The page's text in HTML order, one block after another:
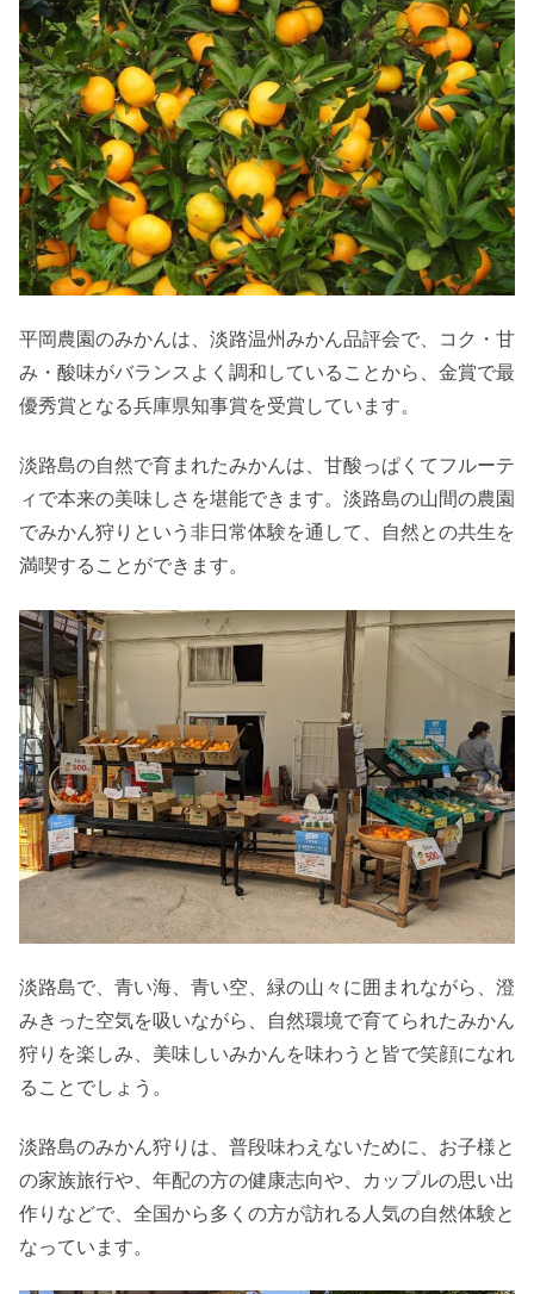
平岡農園のみかんは、淡路温州みかん品評会で、コク・甘
み・酸味がバランスよく調和していることから、金賞で最
優秀賞となる兵庫県知事賞を受賞しています。
淡路島の自然で育まれたみかんは、甘酸っぱくてフルーテ
ィで本来の美味しさを堪能できます。淡路島の山間の農園
でみかん狩りという非日常体験を通して、自然との共生を
満喫することができます。
淡路島で、青い海、青い空、緑の山々に囲まれながら、澄
みきった空気を吸いながら、自然環境で育てられたみかん
狩りを楽しみ、美味しいみかんを味わうと皆で笑顔になれ
ることでしょう。
淡路島のみかん狩りは、普段味わえないために、お子様と
の家族旅行や、年配の方の健康志向や、カップルの思い出
作りなどで、全国から多くの方が訪れる人気の自然体験と
なっています。